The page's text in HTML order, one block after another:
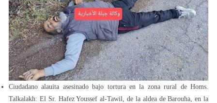
Ciudadano alauita asesinado bajo tortura en la zona rural de Homs.
Talkalakh: El Sr. Hafez Youssef al-Tawil, de la aldea de Barouha, en la